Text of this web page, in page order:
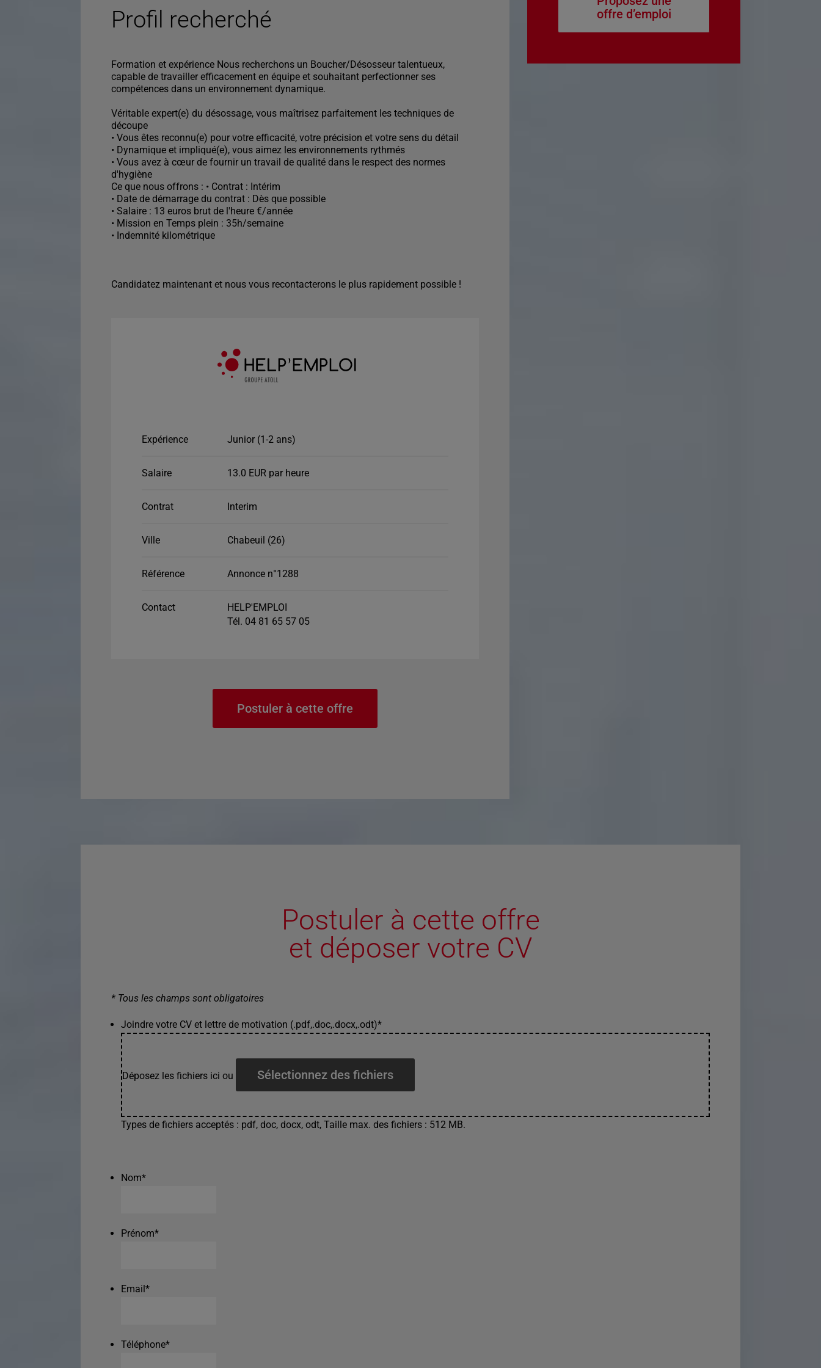
Profil recherché
Formation et expérience Nous recherchons un Boucher/Désosseur talentueux,
capable de travailler efficacement en équipe et souhaitant perfectionner ses
compétences dans un environnement dynamique.
Véritable expert(e) du désossage, vous maîtrisez parfaitement les techniques de
découpe
• Vous êtes reconnu(e) pour votre efficacité, votre précision et votre sens du détail
• Dynamique et impliqué(e), vous aimez les environnements rythmés
• Vous avez à cœur de fournir un travail de qualité dans le respect des normes
d'hygiène
Ce que nous offrons : • Contrat : Intérim
• Date de démarrage du contrat : Dès que possible
• Salaire : 13 euros brut de l'heure €/année
• Mission en Temps plein : 35h/semaine
• Indemnité kilométrique
Candidatez maintenant et nous vous recontacterons le plus rapidement possible !
Expérience Junior (1-2 ans)
Salaire 13.0 EUR par heure
Contrat Interim
Ville Chabeuil (26)
Référence Annonce n°1288
Contact
HELP'EMPLOI
Tél. 04 81 65 57 05
Postuler à cette offre
offre d’emploi
Postuler à cette offre
et déposer votre CV
* Tous les champs sont obligatoires
Joindre votre CV et lettre de motivation (.pdf,.doc,.docx,.odt)*
Déposez les fichiers ici ou Sélectionnez des fichiers
Types de fichiers acceptés : pdf, doc, docx, odt, Taille max. des fichiers : 512 MB.
Nom*
Prénom*
Email*
Téléphone*